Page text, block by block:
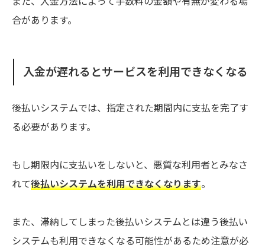
合があります。
入金が遅れるとサービスを利用できなくなる
後払いシステムでは、指定された期間内に支払を完了す
る必要があります。
もし期限内に支払いをしないと、悪質な利用者とみなさ
れて後払いシステムを利用できなくなります。
また、滞納してしまった後払いシステムとは違う後払い
システムも利用できなくなる可能性があるため注意が必